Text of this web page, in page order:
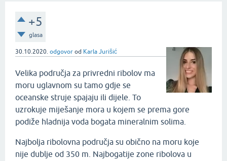
+5
glasa
30.10.2020. odgovor od Karla Jurišić
Velika područja za privredni ribolov ma
moru uglavnom su tamo gdje se
oceanske struje spajaju ili dijele. To
uzrokuje miješanje mora u kojem se prema gore
podiže hladnija voda bogata mineralnim solima.
Najbolja ribolovna područja su obično na moru koje
nije dublje od 350 m. Najbogatije zone ribolova u